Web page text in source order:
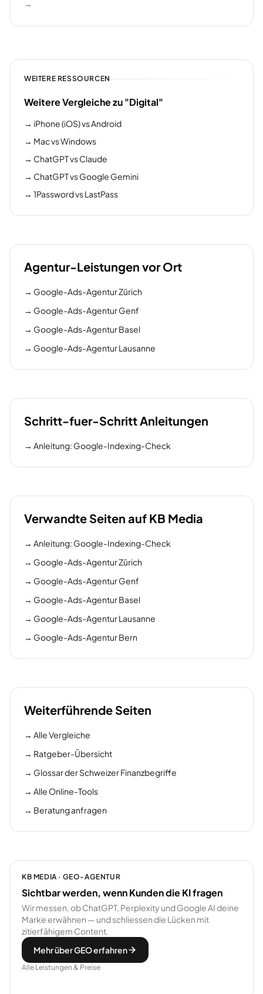
→
WEITERE RESSOURCEN
Weitere Vergleiche zu "Digital"
→ iPhone (iOS) vs Android
→ Mac vs Windows
→ ChatGPT vs Claude
→ ChatGPT vs Google Gemini
→ 1Password vs LastPass
Agentur-Leistungen vor Ort
→ Google-Ads-Agentur Zürich
→ Google-Ads-Agentur Genf
→ Google-Ads-Agentur Basel
→ Google-Ads-Agentur Lausanne
Schritt-fuer-Schritt Anleitungen
→ Anleitung: Google-Indexing-Check
Verwandte Seiten auf KB Media
→ Anleitung: Google-Indexing-Check
→ Google-Ads-Agentur Zürich
→ Google-Ads-Agentur Genf
→ Google-Ads-Agentur Basel
→ Google-Ads-Agentur Lausanne
→ Google-Ads-Agentur Bern
Weiterführende Seiten
→ Alle Vergleiche
→ Ratgeber-Übersicht
→ Glossar der Schweizer Finanzbegriffe
→ Alle Online-Tools
→ Beratung anfragen
KB MEDIA · GEO-AGENTUR
Sichtbar werden, wenn Kunden die KI fragen
Wir messen, ob ChatGPT, Perplexity und Google AI deine
Marke erwähnen — und schliessen die Lücken mit
zitierfähigem Content.
Mehr über GEO erfahren
Alle Leistungen & Preise